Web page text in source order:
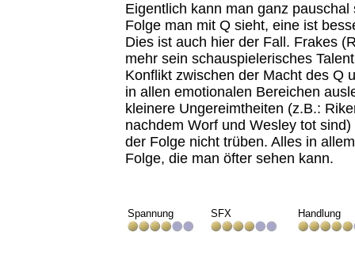
Eigentlich kann man ganz
Folge man mit Q sieht, eine ist
Dies ist auch hier der Fall. Frakes
mehr sein schauspielerisches
Konflikt zwischen der Macht des Q
in allen emotionalen Bereichen
kleinere Ungereimtheiten (z.B.:
nachdem Worf und Wesley tot
der Folge nicht trüben. Alles in
Folge, die man öfter sehen kann.
Spannung SFX Handlung